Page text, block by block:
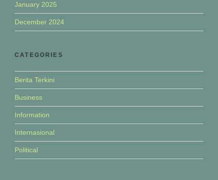
January 2025
December 2024
CATEGORIES
Berita Terkini
Business
Information
Internasional
Political